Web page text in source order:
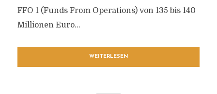
FFO 1 (Funds From Operations) von 135 bis 140
Millionen Euro...
WEITERLESEN